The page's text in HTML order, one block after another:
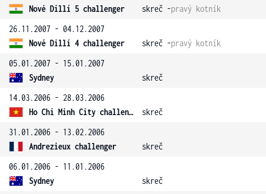
Nové Dillí 5 challenger
skreč -pravý kotník
26.11.2007 - 04.12.2007
Nové Dillí 4 challenger
skreč -pravý kotník
05.01.2007 - 15.01.2007
Sydney
skreč
14.03.2006 - 28.03.2006
Ho Chi Minh City challenger
skreč
31.01.2006 - 13.02.2006
Andrezieux challenger
skreč
06.01.2006 - 11.01.2006
Sydney
skreč